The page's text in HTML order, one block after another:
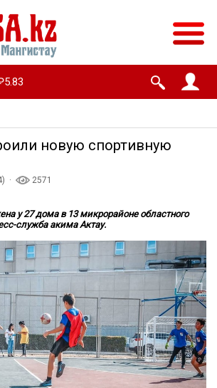
новую спортивную
·
2571
у 27 дома в 13 микрорайоне областного
служба акима Актау.